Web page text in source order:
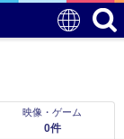
映像・ゲーム
0件